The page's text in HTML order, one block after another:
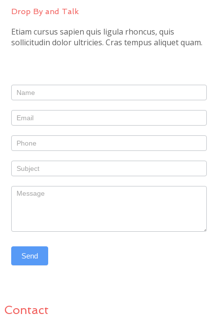
Drop By and Talk
Etiam cursus sapien quis ligula rhoncus, quis
sollicitudin dolor ultricies. Cras tempus aliquet quam.
Contact